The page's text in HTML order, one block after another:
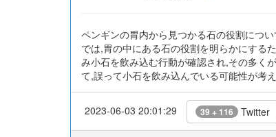
ペンギンの胃内から見つかる石の役割につ
では,胃の中にある石の役割を明らかにする
み小石を飲み込む行動が確認され,その多く
て,誤って小石を飲み込んでいる可能性が考
2023-06-03 20:01:29 39 + 116 Twitter